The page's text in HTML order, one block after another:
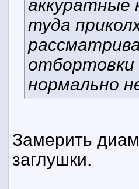
аккуратные
туда
отбортовки
нормально
Замерить
заглушки.